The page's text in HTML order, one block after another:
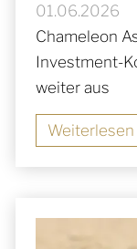
01.06.2026
Chameleon
Investment-
weiter aus
Weiterlesen